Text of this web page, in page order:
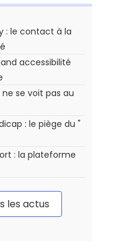
: le contact à la
accessibilité
se voit pas au
: le piège du "
: la plateforme
les actus